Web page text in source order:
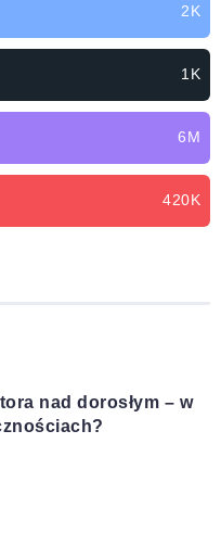
2K
1K
6M
420K
nad dorosłym – w